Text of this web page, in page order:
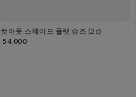
컷아웃 스웨이드 플랫 슈즈 (2c)
54,000